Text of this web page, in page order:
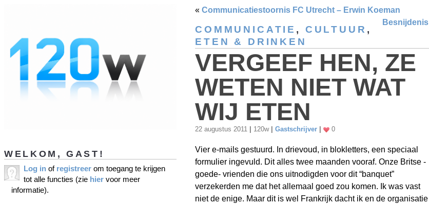
« Communicatiestoornis FC Utrecht – Erwin Koeman
Besnijdenis
COMMUNICATIE , CULTUUR ,
ETEN & DRINKEN
VERGEEF HEN, ZE
WETEN NIET WAT
WIJ ETEN
22 augustus 2011 120w Gastschrijver 0
Vier e-mails gestuurd. In drievoud, in blokletters, een speciaal
formulier ingevuld. Dit alles twee maanden vooraf. Onze Britse -
goede- vrienden die ons uitnodigden voor dit “banquet”
verzekerden me dat het allemaal goed zou komen. Ik was vast
niet de enige. Maar dit is wel Frankrijk dacht ik en de organisatie
WELKOM, GAST!
Log in of registreer om toegang te krijgen
tot alle functies (zie hier voor meer
informatie).